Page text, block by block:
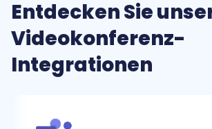
Entdecken Sie
Videokonferenz-
Integrationen